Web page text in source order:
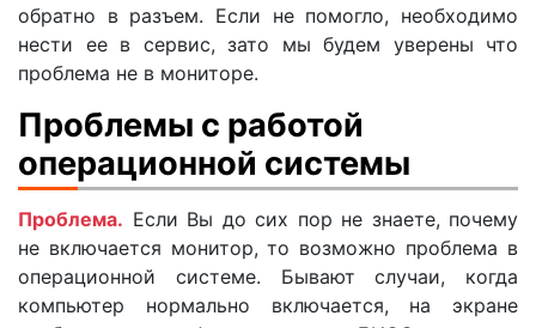
обратно в разъем. Если не помогло, необходимо
нести ее в сервис, зато мы будем уверены что
проблема не в мониторе.
Проблемы с работой
операционной системы
Проблема. Если Вы до сих пор не знаете, почему
не включается монитор, то возможно проблема в
операционной системе. Бывают случаи, когда
компьютер нормально включается, на экране